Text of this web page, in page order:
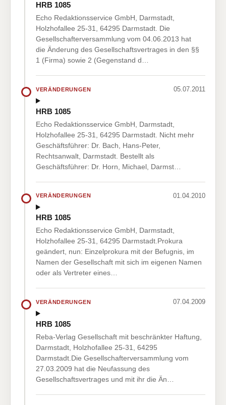
HRB 1085
Echo Redaktionsservice GmbH, Darmstadt,
Holzhofallee 25-31, 64295 Darmstadt. Die
Gesellschafterversammlung vom 04.06.2013 hat
die Änderung des Gesellschaftsvertrages in den §§
1 (Firma) sowie 2 (Gegenstand d…
VERÄNDERUNGEN 05.07.2011
HRB 1085
Echo Redaktionsservice GmbH, Darmstadt,
Holzhofallee 25-31, 64295 Darmstadt. Nicht mehr
Geschäftsführer: Dr. Bach, Hans-Peter,
Rechtsanwalt, Darmstadt. Bestellt als
Geschäftsführer: Dr. Horn, Michael, Darmst…
VERÄNDERUNGEN 01.04.2010
HRB 1085
Echo Redaktionsservice GmbH, Darmstadt,
Holzhofallee 25-31, 64295 Darmstadt.Prokura
geändert, nun: Einzelprokura mit der Befugnis, im
Namen der Gesellschaft mit sich im eigenen Namen
oder als Vertreter eines…
VERÄNDERUNGEN 07.04.2009
HRB 1085
Reba-Verlag Gesellschaft mit beschränkter Haftung,
Darmstadt, Holzhofallee 25-31, 64295
Darmstadt.Die Gesellschafterversammlung vom
27.03.2009 hat die Neufassung des
Gesellschaftsvertrages und mit ihr die Än…